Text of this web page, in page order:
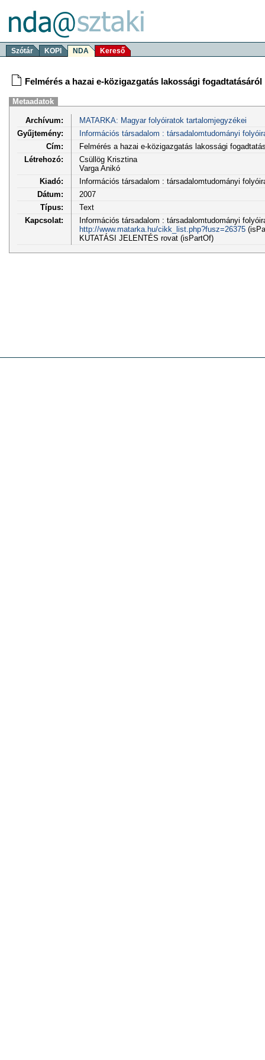
Szótár KOPI NDA Kereső
Felmérés a hazai e-közigazgatás lakossági fogadtatásáról
Metaadatok
Archívum:
MATARKA: Magyar folyóiratok tartalomjegyzékei
Gyűjtemény:
Információs társadalom : társadalomtudományi
Cím:
Felmérés a hazai e-közigazgatás lakossági
Létrehozó:
Csüllög Krisztina
Varga Anikó
Kiadó:
Információs társadalom : társadalomtudományi
Dátum:
2007
Típus:
Text
Kapcsolat:
Információs társadalom : társadalomtudományi
http://www.matarka.hu/cikk_list.php?fusz=26375
KUTATÁSI JELENTÉS rovat (isPartOf)